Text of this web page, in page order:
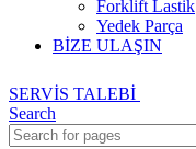
Forklift Lastik
Yedek Parça
BİZE ULAŞIN
SERVİS TALEBİ
Search